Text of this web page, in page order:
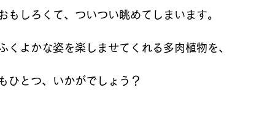
もしろくて、ついつい眺めてしまいます。
くよかな姿を楽しませてくれる多肉植物を、
ひとつ、いかがでしょう？